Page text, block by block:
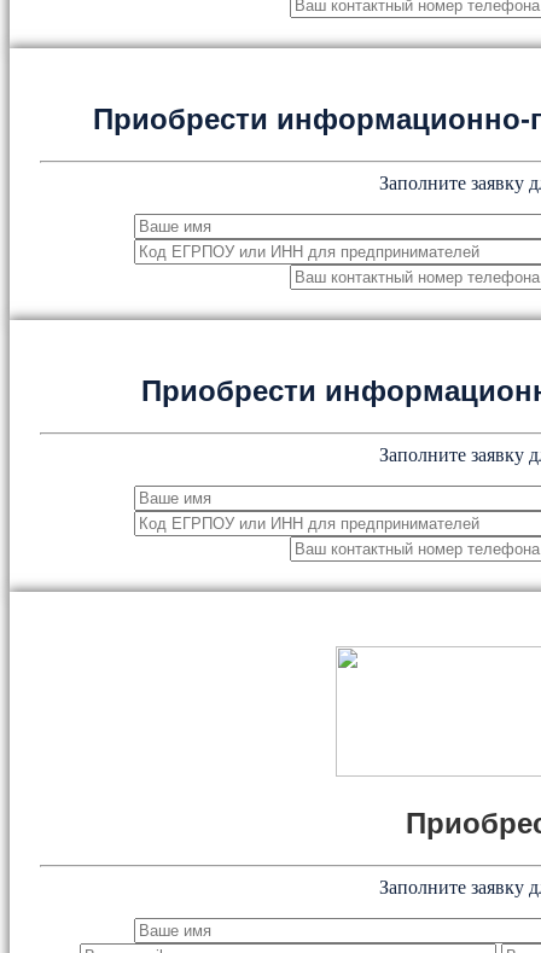
Приобрести
Заполните заявку
Приобрести
Заполните заявку
Заполните заявку